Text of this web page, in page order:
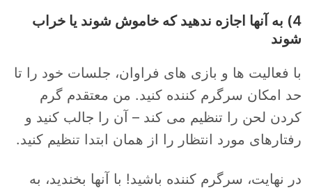
4) به آنها اجازه ندهید که خاموش شوند یا خراب
شوند
با فعالیت ها و بازی های فراوان، جلسات خود را تا
حد امکان سرگرم کننده کنید. من معتقدم گرم
کردن لحن را تنظیم می کند – آن را جالب کنید و
رفتارهای مورد انتظار را از همان ابتدا تنظیم کنید.
در نهایت، سرگرم کننده باشید! با آنها بخندید، به